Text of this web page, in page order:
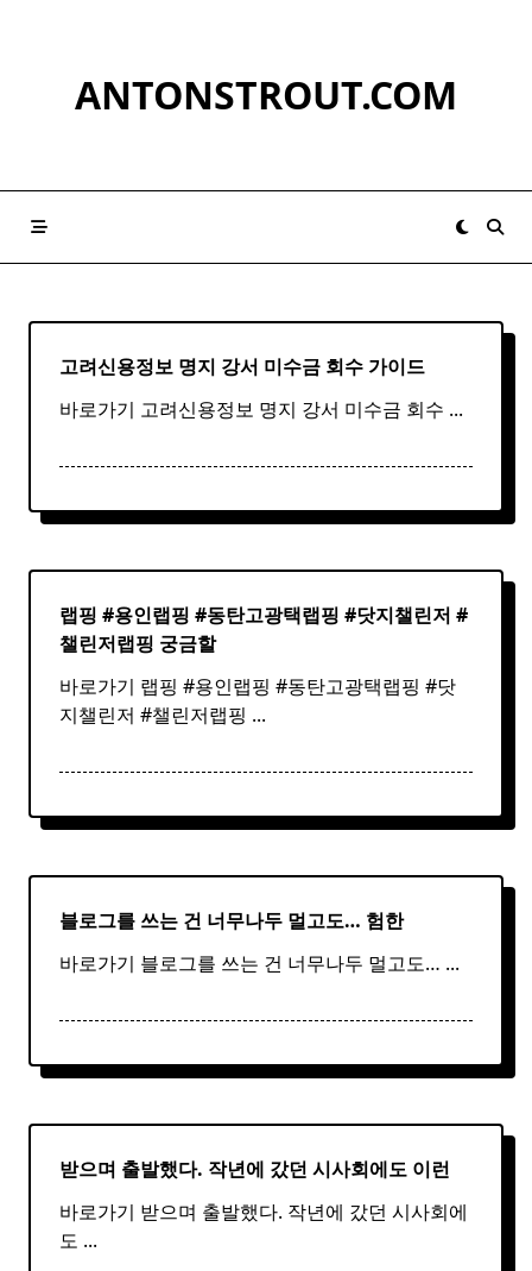
ANTONSTROUT.COM
고려신용정보 명지 강서 미수금 회수 가이드
바로가기 고려신용정보 명지 강서 미수금 회수 ...
랩핑 #용인랩핑 #동탄고광택랩핑 #닷지챌린저 #
챌린저랩핑 궁금할
바로가기 랩핑 #용인랩핑 #동탄고광택랩핑 #닷
지챌린저 #챌린저랩핑 ...
블로그를 쓰는 건 너무나두 멀고도… 험한
바로가기 블로그를 쓰는 건 너무나두 멀고도… ...
받으며 출발했다. 작년에 갔던 시사회에도 이런
바로가기 받으며 출발했다. 작년에 갔던 시사회에
도 ...